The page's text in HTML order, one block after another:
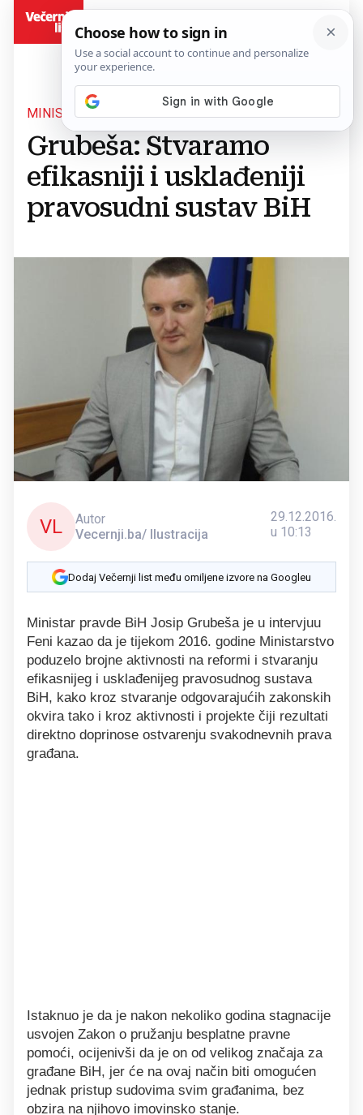
MINISTAR PRAVDE BIH
Grubeša: Stvaramo
efikasniji i usklađeniji
pravosudni sustav BiH
VL
Autor
Vecernji.ba/ Ilustracija
29.12.2016.
u 10:13
Dodaj Večernji list među omiljene izvore na Googleu
Ministar pravde BiH Josip Grubeša je u intervjuu
Feni kazao da je tijekom 2016. godine Ministarstvo
poduzelo brojne aktivnosti na reformi i stvaranju
efikasnijeg i usklađenijeg pravosudnog sustava
BiH, kako kroz stvaranje odgovarajućih zakonskih
okvira tako i kroz aktivnosti i projekte čiji rezultati
direktno doprinose ostvarenju svakodnevnih prava
građana.
Istaknuo je da je nakon nekoliko godina stagnacije
usvojen Zakon o pružanju besplatne pravne
pomoći, ocijenivši da je on od velikog značaja za
građane BiH, jer će na ovaj način biti omogućen
jednak pristup sudovima svim građanima, bez
obzira na njihovo imovinsko stanje.